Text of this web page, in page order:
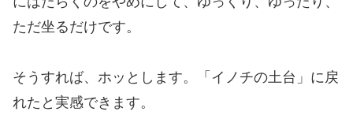
ただ坐るだけです。
そうすれば、ホッとします。「イノチの土台」に戻
れたと実感できます。